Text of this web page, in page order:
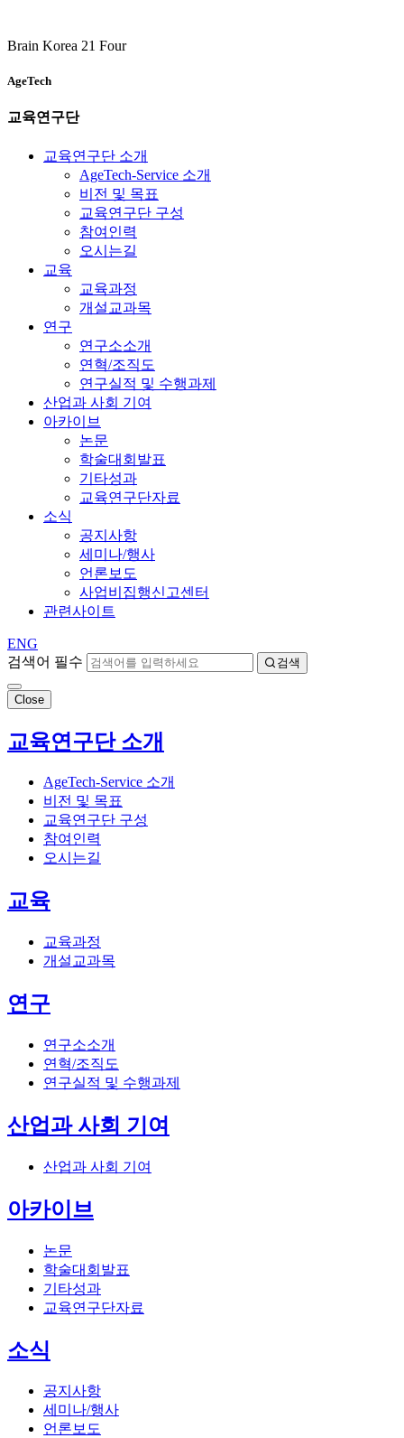
Brain Korea 21 Four
AgeTech
교육연구단
교육연구단 소개
AgeTech-Service 소개
비전 및 목표
교육연구단 구성
참여인력
오시는길
교육
교육과정
개설교과목
연구
연구소소개
연혁/조직도
연구실적 및 수행과제
산업과 사회 기여
아카이브
논문
학술대회발표
기타성과
교육연구단자료
소식
공지사항
세미나/행사
언론보도
사업비집행신고센터
관련사이트
ENG
검색어 필수
검색
Close
교육연구단 소개
AgeTech-Service 소개
비전 및 목표
교육연구단 구성
참여인력
오시는길
교육
교육과정
개설교과목
연구
연구소소개
연혁/조직도
연구실적 및 수행과제
산업과 사회 기여
산업과 사회 기여
아카이브
논문
학술대회발표
기타성과
교육연구단자료
소식
공지사항
세미나/행사
언론보도